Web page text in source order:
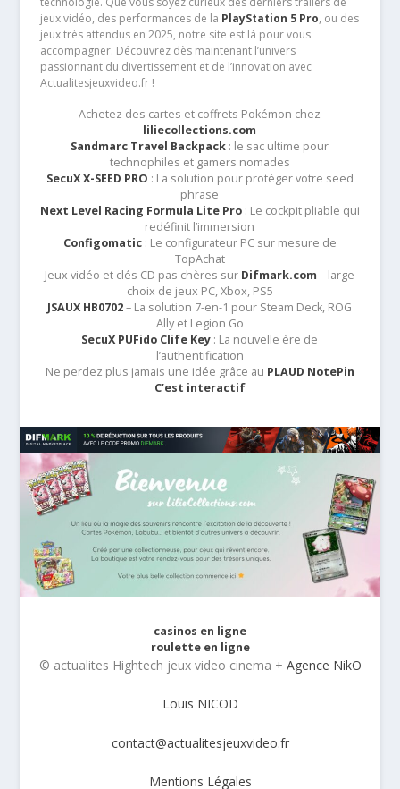
jeux vidéo, des performances de la PlayStation 5 Pro, ou des
jeux très attendus en 2025, notre site est là pour vous
accompagner. Découvrez dès maintenant l’univers
passionnant du divertissement et de l’innovation avec
Actualitesjeuxvideo.fr !
Achetez des cartes et coffrets Pokémon chez
liliecollections.com
Sandmarc Travel Backpack : le sac ultime pour
technophiles et gamers nomades
SecuX X-SEED PRO : La solution pour protéger votre seed
phrase
Next Level Racing Formula Lite Pro: Le cockpit pliable qui
redéfinit l’immersion
Configomatic: Le configurateur PC sur mesure de
TopAchat
Jeux vidéo et clés CD pas chères sur Difmark.com – large
choix de jeux PC, Xbox, PS5
JSAUX HB0702– La solution 7-en-1 pour Steam Deck, ROG
Ally et Legion Go
SecuX PUFido Clife Key : La nouvelle ère de
l’authentification
Ne perdez plus jamais une idée grâce au PLAUD NotePin
C’est interactif
casinos en ligne
roulette en ligne
© actualites Hightech jeux video cinema + Agence NikO
Louis NICOD
contact@actualitesjeuxvideo.fr
Mentions Légales